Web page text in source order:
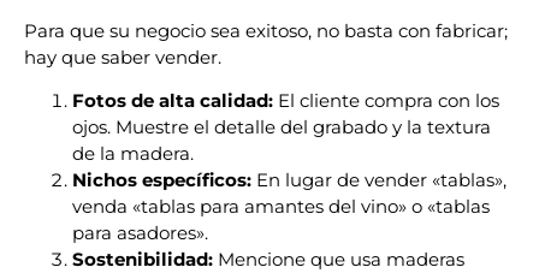
Para que su negocio sea exitoso, no basta con fabricar;
hay que saber vender.
Fotos de alta calidad: El cliente compra con los
ojos. Muestre el detalle del grabado y la textura
de la madera.
Nichos específicos: En lugar de vender «tablas»,
venda «tablas para amantes del vino» o «tablas
para asadores».
Sostenibilidad: Mencione que usa maderas